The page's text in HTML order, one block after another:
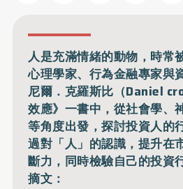
人是充滿情緒的動物，時常
心理學家、行為金融專家與
尼爾．克羅斯比（Daniel
效應》一書中，從社會學、
等角度出發，探討投資人的
過對「人」的認識，提升在
斷力，同時檢驗自己的投資
摘文：